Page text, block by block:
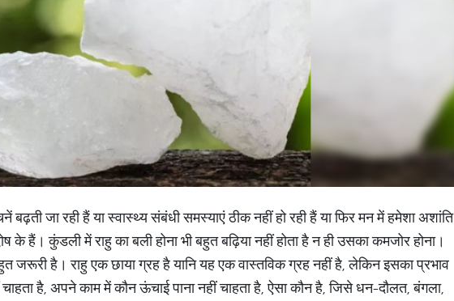
जा रही हैं या स्वास्थ्य संबंधी समस्याएं ठीक नहीं हो रही हैं या फिर मन में हमेशा अशांति
हैं। कुंडली में राहु का बली होना भी बहुत बढ़िया नहीं होता है न ही उसका कमजोर होना।
जरूरी है। राहु एक छाया ग्रह है यानि यह एक वास्तविक ग्रह नहीं है, लेकिन इसका प्रभाव
है, अपने काम में कौन ऊंचाई पाना नहीं चाहता है, ऐसा कौन है, जिसे धन-दौलत, बंगला,